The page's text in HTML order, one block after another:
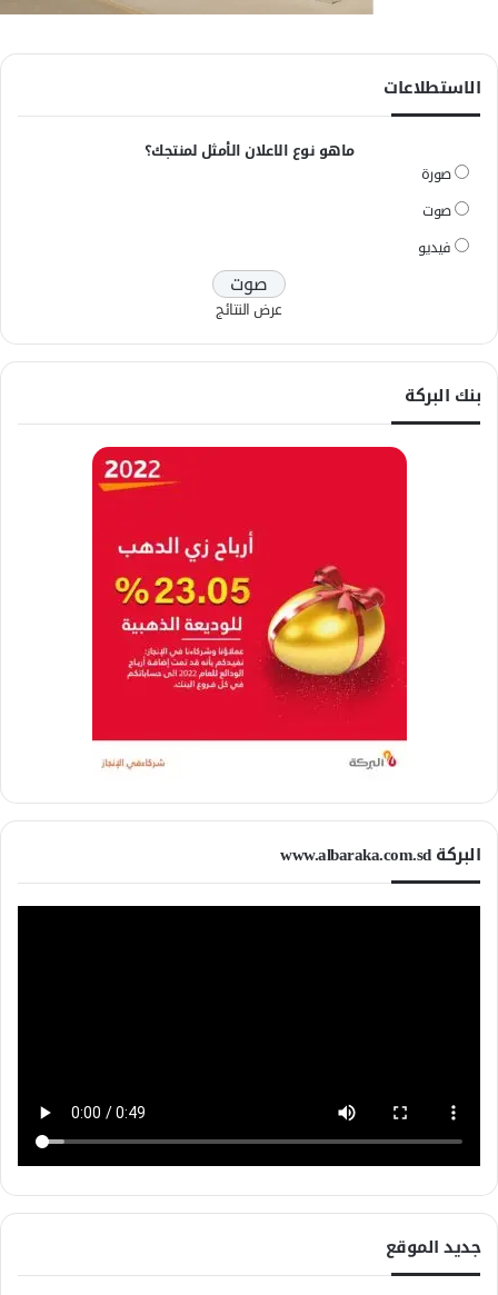
الاستطلاعات
ماهو نوع الاعلان الأمثل لمنتجك؟
صورة
صوت
فيديو
عرض النتائج
بنك البركة
البركة www.albaraka.com.sd
جديد الموقع